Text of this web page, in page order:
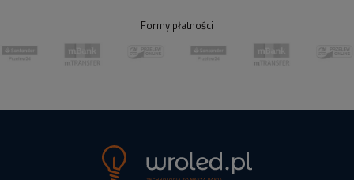
Formy płatności